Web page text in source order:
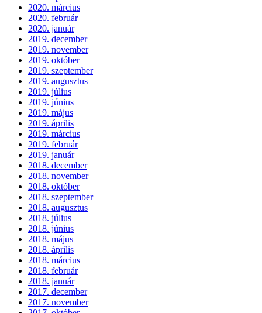
2020. március
2020. február
2020. január
2019. december
2019. november
2019. október
2019. szeptember
2019. augusztus
2019. július
2019. június
2019. május
2019. április
2019. március
2019. február
2019. január
2018. december
2018. november
2018. október
2018. szeptember
2018. augusztus
2018. július
2018. június
2018. május
2018. április
2018. március
2018. február
2018. január
2017. december
2017. november